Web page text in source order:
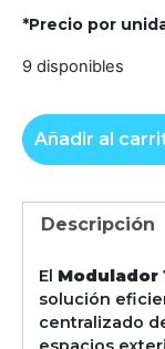
*Precio por
9 disponibles
Añadir al
Descripción
El Modulador
solución
centralizado